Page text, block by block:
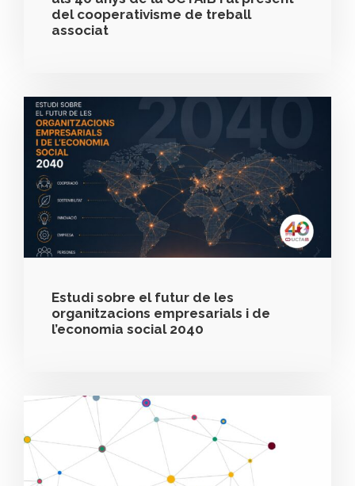
del cooperativisme de treball
associat
Estudi sobre el futur de les
organitzacions empresarials i de
l’economia social 2040